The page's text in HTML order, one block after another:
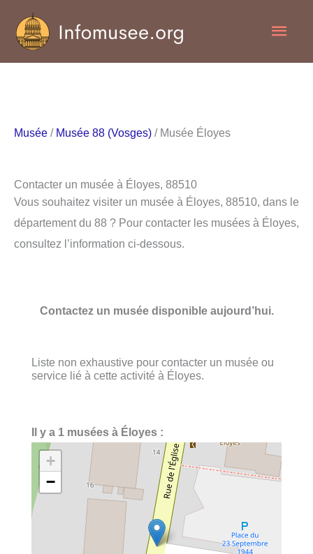
contenu
Musée / Musée 88 (Vosges) / Musée Éloyes
Contacter un musée à Éloyes, 88510
Vous souhaitez visiter un musée à Éloyes, 88510, dans le
département du 88 ? Pour contacter les musées à Éloyes,
consultez l’information ci-dessous.
Contactez un musée disponible aujourd’hui.
Liste non exhaustive pour contacter un musée ou
service lié à cette activité à Éloyes.
Il y a 1 musées à Éloyes :
+
−